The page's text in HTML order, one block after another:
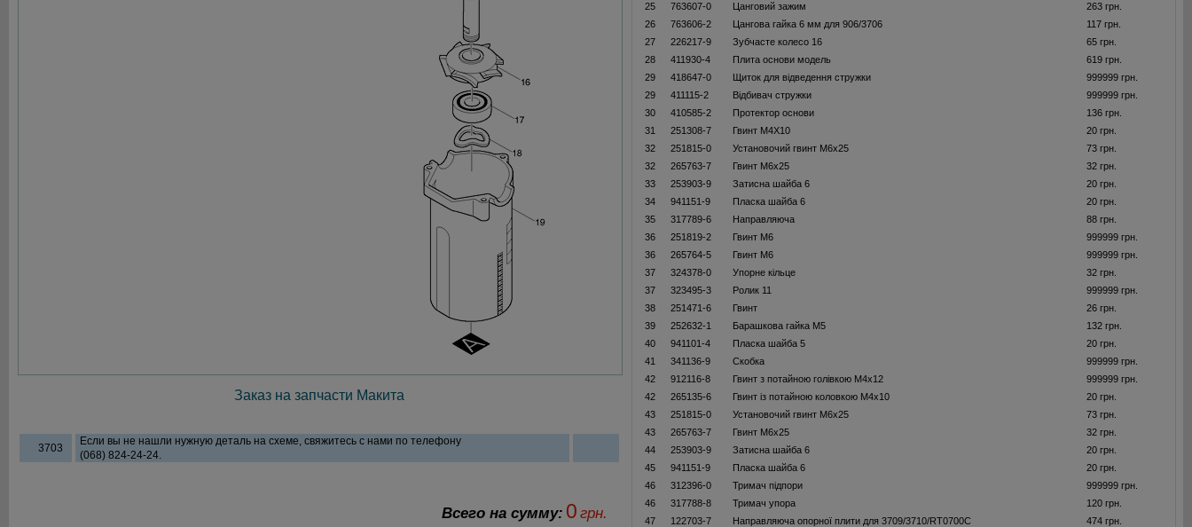
Заказ на запчасти Макита
3703
Если вы не нашли нужную деталь на схеме, свяжитесь с нами по телефону
(068) 824-24-24.
Всего на сумму: 0 грн.
25
763607-0 Цанговий зажим
263 грн.
26
763606-2 Цангова гайка 6 мм для 906/3706
117 грн.
27
226217-9 Зубчасте колесо 16
65 грн.
28
411930-4 Плита основи модель
619 грн.
29
418647-0 Щиток для відведення стружки
999999 грн.
29
411115-2 Відбивач стружки
999999 грн.
30
410585-2 Протектор основи
136 грн.
31
251308-7 Гвинт M4X10
20 грн.
32
251815-0 Установочий гвинт M6x25
73 грн.
32
265763-7 Гвинт М6х25
32 грн.
33
253903-9 Затисна шайба 6
20 грн.
34
941151-9 Пласка шайба 6
20 грн.
35
317789-6 Направляюча
88 грн.
36
251819-2 Гвинт M6
999999 грн.
36
265764-5 Гвинт М6
999999 грн.
37
324378-0 Упорне кільце
32 грн.
37
323495-3 Ролик 11
999999 грн.
38
251471-6 Гвинт
26 грн.
39
252632-1 Барашкова гайка M5
132 грн.
40
941101-4 Пласка шайба 5
20 грн.
41
341136-9 Скобка
999999 грн.
42
912116-8 Гвинт з потайною голівкою M4x12
999999 грн.
42
265135-6 Гвинт із потайною коловкою М4х10
20 грн.
43
251815-0 Установочий гвинт M6x25
73 грн.
43
265763-7 Гвинт М6х25
32 грн.
44
253903-9 Затисна шайба 6
20 грн.
45
941151-9 Пласка шайба 6
20 грн.
46
312396-0 Тримач підпори
999999 грн.
46
317788-8 Тримач упора
120 грн.
47
122703-7 Направляюча опорної плити для 3709/3710/RT0700C
474 грн.